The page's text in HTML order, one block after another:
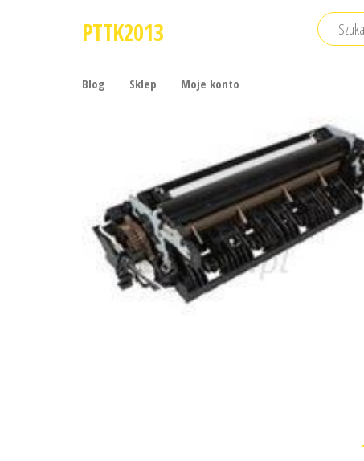
PTTK2013
Blog Sklep Moje konto